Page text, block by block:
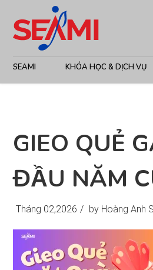
SEAMI KHÓA HỌC & DỊCH VỤ
GIEO QUẺ
ĐẦU NĂM
Tháng 02,2026 / by Hoàng Anh